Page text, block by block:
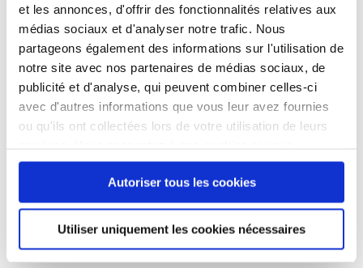
et les annonces, d'offrir des fonctionnalités relatives aux
médias sociaux et d'analyser notre trafic. Nous
partageons également des informations sur l'utilisation de
notre site avec nos partenaires de médias sociaux, de
publicité et d'analyse, qui peuvent combiner celles-ci
avec d'autres informations que vous leur avez fournies
ou qu'ils ont collectées lors de votre utilisation de leurs
continuez à utiliser notre site Web.
Autoriser tous les cookies
Utiliser uniquement les cookies nécessaires
Qualifications et diplômes :
Profil recherché :
Processus
de
recrutement